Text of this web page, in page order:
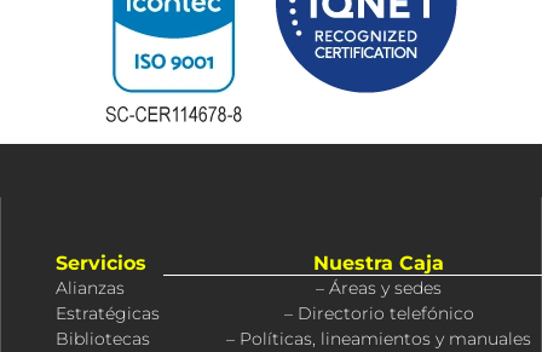
Servicios
Alianzas
Estratégicas
Bibliotecas
Nuestra Caja
– Áreas y sedes
– Directorio telefónico
– Políticas, lineamientos y manuales